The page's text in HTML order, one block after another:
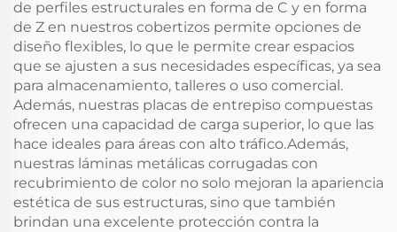
de perfiles estructurales en forma de C y en forma
de Z en nuestros cobertizos permite opciones de
diseño flexibles, lo que le permite crear espacios
que se ajusten a sus necesidades específicas, ya sea
para almacenamiento, talleres o uso comercial.
Además, nuestras placas de entrepiso compuestas
ofrecen una capacidad de carga superior, lo que las
hace ideales para áreas con alto tráfico.Además,
nuestras láminas metálicas corrugadas con
recubrimiento de color no solo mejoran la apariencia
estética de sus estructuras, sino que también
brindan una excelente protección contra la